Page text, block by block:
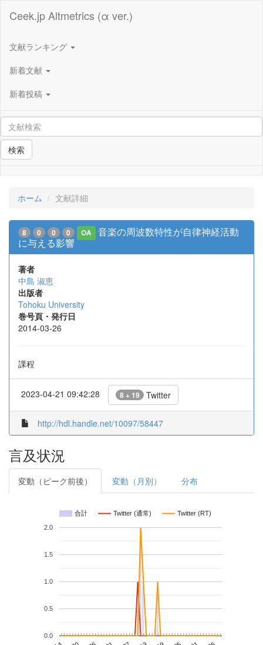
Ceek.jp Altmetrics (α ver.)
文献ランキング
新着文献
新着投稿
検索
ホーム 文献詳細
8 0 0 0 OA
音楽の周波数特性が自律神経活動
に与える影響
著者
中島 淑恵
出版者
Tohoku University
巻号頁・発行日
2014-03-26
課程
2023-04-21 09:42:28 8 + 19 Twitter
http://hdl.handle.net/10097/58447
言及状況
変動（ピーク前後） 変動（月別） 分布
合計 Twitter (通常) Twitter (RT)
0.0
0.5
1.0
1.5
2.0